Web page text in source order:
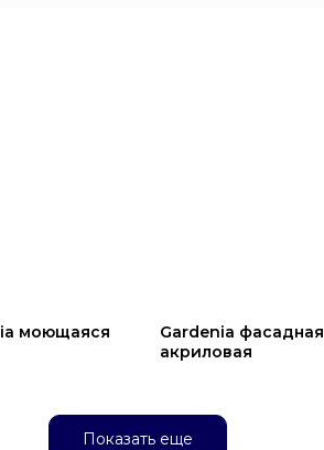
моющаяся
Gardenia фасадная
акриловая
Показать еще